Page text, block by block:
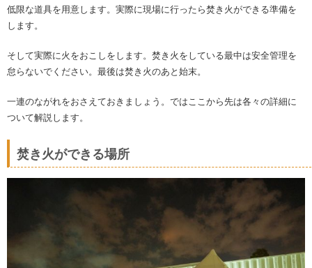
低限な道具を用意します。実際に現場に行ったら焚き火ができる準備を
します。
そして実際に火をおこしをします。焚き火をしている最中は安全管理を
怠らないでください。最後は焚き火のあと始末。
一連のながれをおさえておきましょう。ではここから先は各々の詳細に
ついて解説します。
焚き火ができる場所